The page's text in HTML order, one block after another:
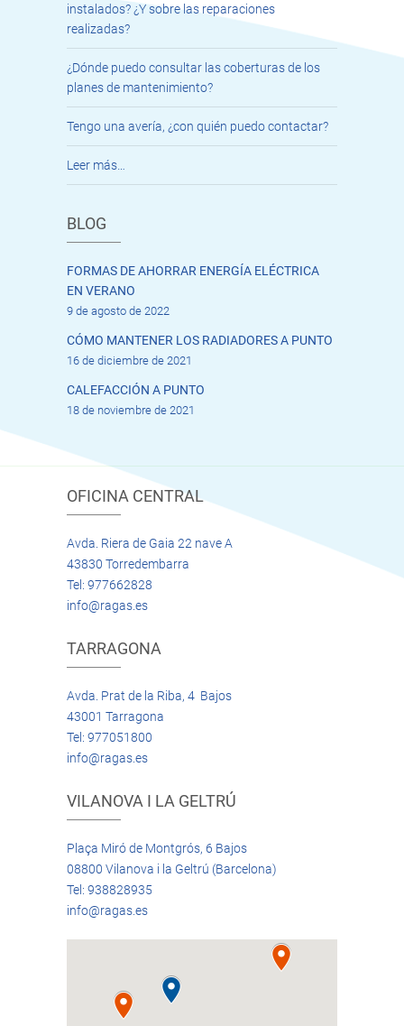
instalados? ¿Y sobre las reparaciones
realizadas?
¿Dónde puedo consultar las coberturas de los
planes de mantenimiento?
Tengo una avería, ¿con quién puedo contactar?
Leer más…
BLOG
FORMAS DE AHORRAR ENERGÍA ELÉCTRICA
EN VERANO
9 de agosto de 2022
CÓMO MANTENER LOS RADIADORES A PUNTO
16 de diciembre de 2021
CALEFACCIÓN A PUNTO
18 de noviembre de 2021
OFICINA CENTRAL
Avda. Riera de Gaia 22 nave A
43830 Torredembarra
Tel: 977662828
info@ragas.es
TARRAGONA
Avda. Prat de la Riba, 4 Bajos
43001 Tarragona
Tel: 977051800
info@ragas.es
VILANOVA I LA GELTRÚ
Plaça Miró de Montgrós, 6 Bajos
08800 Vilanova i la Geltrú (Barcelona)
Tel: 938828935
info@ragas.es